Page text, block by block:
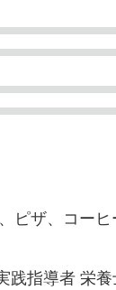
ピザ、コーヒ
践指導者 栄